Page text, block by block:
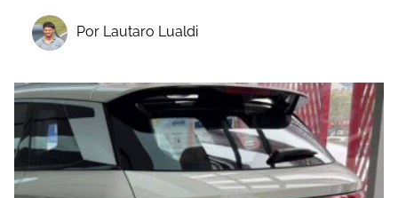
Por Lautaro Lualdi